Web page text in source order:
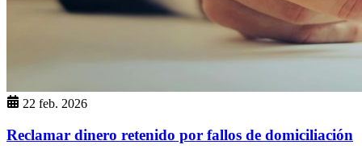
22 feb. 2026
Reclamar dinero retenido por fallos de domiciliación